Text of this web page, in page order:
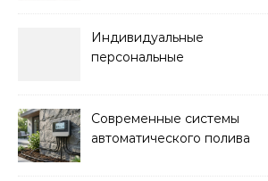
пошаговая инструкция
Индивидуальные
персональные
Современные системы
автоматического полива